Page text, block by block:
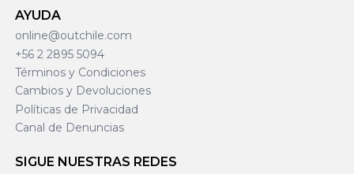
AYUDA
online@outchile.com
+56 2 2895 5094
Términos y Condiciones
Cambios y Devoluciones
Políticas de Privacidad
Canal de Denuncias
SIGUE NUESTRAS REDES